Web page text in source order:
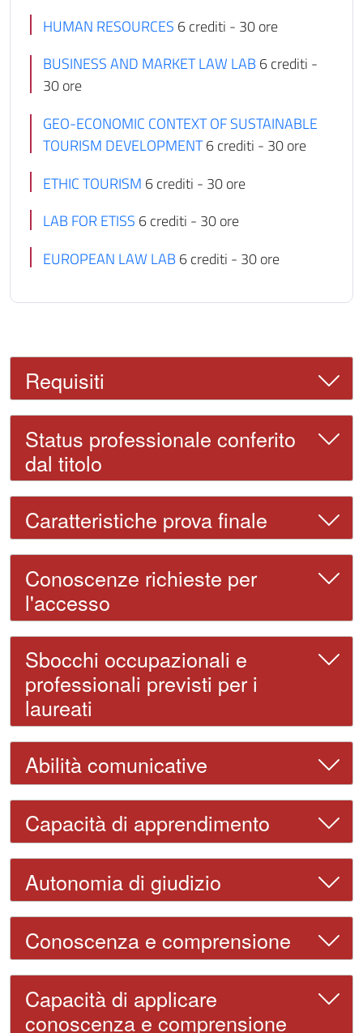
HUMAN RESOURCES 6 crediti - 30 ore
BUSINESS AND MARKET LAW LAB 6 crediti -
30 ore
GEO-ECONOMIC CONTEXT OF SUSTAINABLE
TOURISM DEVELOPMENT6 crediti - 30 ore
ETHIC TOURISM 6 crediti - 30 ore
LAB FOR ETISS 6 crediti - 30 ore
EUROPEAN LAW LAB 6 crediti - 30 ore
Requisiti
Status professionale conferito
dal titolo
Caratteristiche prova finale
Conoscenze richieste per
l'accesso
Sbocchi occupazionali e
professionali previsti per i
laureati
Abilità comunicative
Capacità di apprendimento
Autonomia di giudizio
Conoscenza e comprensione
Capacità di applicare
conoscenza e comprensione